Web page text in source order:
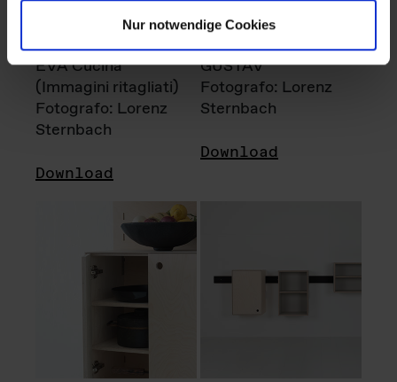
Nur notwendige Cookies
EVA Cucina
(Immagini ritagliati)
Fotografo: Lorenz
Sternbach
Download
GUSTAV
Fotografo: Lorenz
Sternbach
Download